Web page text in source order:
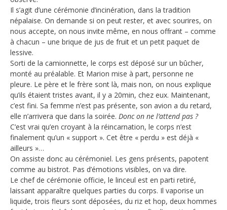
Il s’agit d’une cérémonie d’incinération, dans la tradition
népalaise. On demande si on peut rester, et avec sourires, on
nous accepte, on nous invite même, en nous offrant – comme
à chacun – une brique de jus de fruit et un petit paquet de
lessive.
Sorti de la camionnette, le corps est déposé sur un bûcher,
monté au préalable. Et Marion mise à part, personne ne
pleure. Le père et le frère sont là, mais non, on nous explique
qu’ils étaient tristes avant, il y a 20min, chez eux. Maintenant,
c’est fini. Sa femme n’est pas présente, son avion a du retard,
elle n’arrivera que dans la soirée. Donc on ne l’attend pas ?
C’est vrai qu’en croyant à la réincarnation, le corps n’est
finalement qu’un « support ». Cet être « perdu » est déjà «
ailleurs »…
On assiste donc au cérémoniel. Les gens présents, papotent
comme au bistrot. Pas d’émotions visibles, on va dire.
Le chef de cérémonie officie, le linceul est en parti retiré,
laissant apparaître quelques parties du corps. Il vaporise un
liquide, trois fleurs sont déposées, du riz et hop, deux hommes